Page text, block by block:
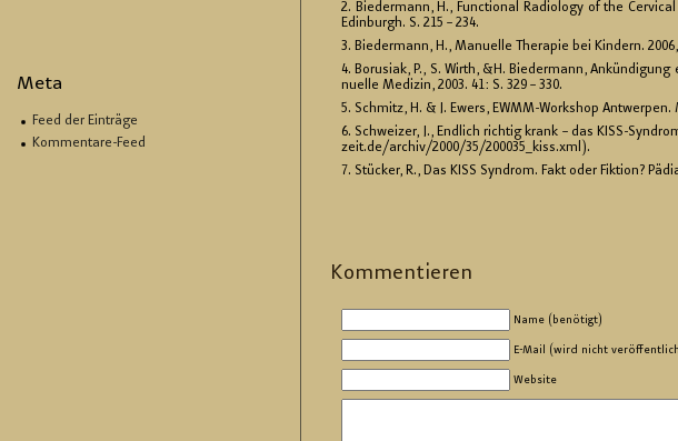
Meta
Feed der Einträge
Kommentare-Feed
2. Bie­der­mann, H., Func­tio­nal Ra­dio­lo­gy of the
Edin­burgh. S. 215 – 234.
3. Bie­der­mann, H., Ma­nu­el­le The­ra­pie bei Kin­dern.
4. Bo­rusi­ak, P., S. Wirth, &H. Bie­der­mann,
nu­el­le Me­di­zin, 2003. 41: S. 329 – 330.
5. Schmitz, H. & J. Ewers, EWMM-Work­shop Ant­wer­pen.
6. Schwei­zer, J., End­lich rich­tig krank – das KISS-
zeit.​de/​archiv/​2000/​35/​200035_​kiss.​xml).
7. Stü­cker, R., Das KISS Syn­drom. Fakt oder Fik­ti­on?
Kom­men­tie­ren
Name (benötigt)
E-Mail (wird nicht
Website